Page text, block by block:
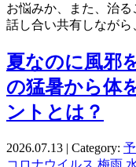
お悩みか、また、治る
話し合い共有しながら
夏なのに風邪
の猛暑から体
ントとは？
2026.07.13 | Category: